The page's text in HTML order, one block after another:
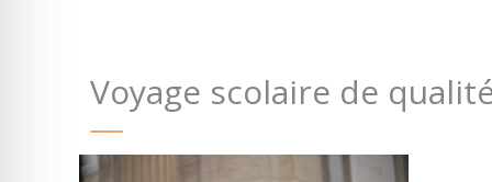
Voyage scolaire de